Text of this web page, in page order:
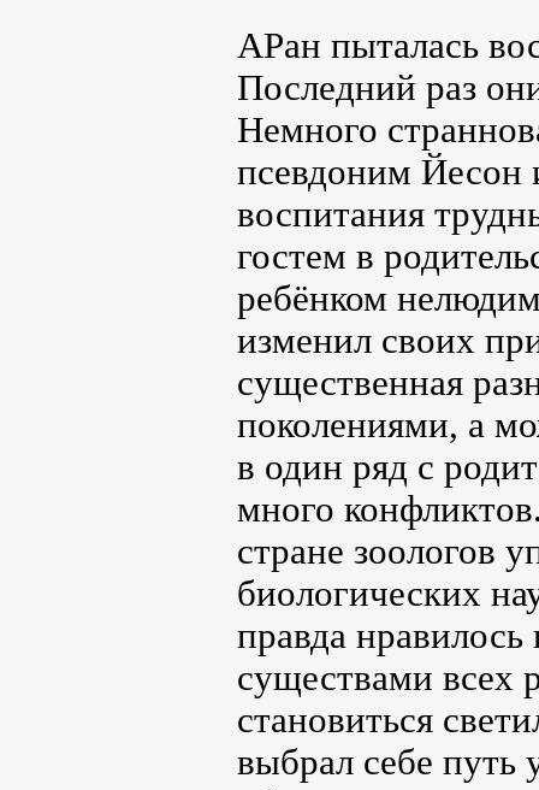
АРан пыталась
Последний раз
Немного
псевдоним Йесон
воспитания
гостем в
ребёнком
изменил своих
существенная
поколениями, а
в один ряд с
много
стране зоологов
биологических
правда
существами всех
становиться
выбрал себе путь